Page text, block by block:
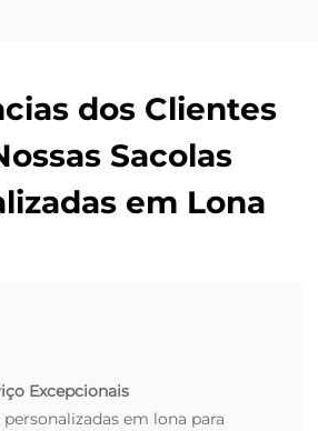
dos Clientes
Sacolas
em Lona
Excepcionais
em lona para